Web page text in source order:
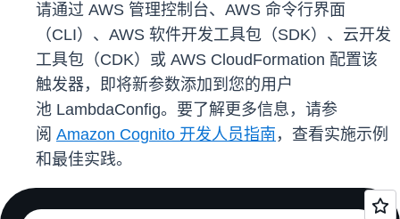
请通过 AWS 管理控制台、AWS 命令行界面
（CLI）、AWS 软件开发工具包（SDK）、云开发
工具包（CDK）或 AWS CloudFormation 配置该
触发器，即将新参数添加到您的用户
池 LambdaConfig。要了解更多信息，请参
阅 Amazon Cognito 开发人员指南 ，查看实施示例
和最佳实践。